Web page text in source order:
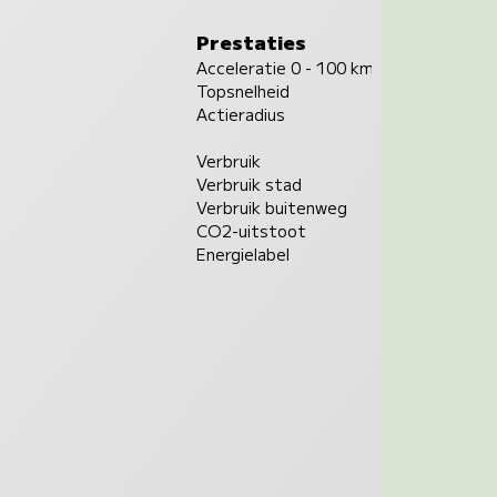
Prestaties
Acceleratie 0 - 100 km/u
Topsnelheid
Actieradius
Verbruik
Verbruik stad
Verbruik buitenweg
CO2-uitstoot
Energielabel